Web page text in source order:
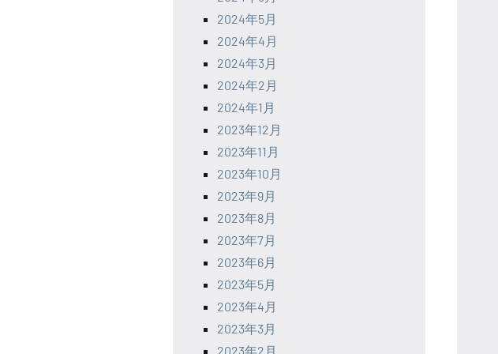
2024年5月
2024年4月
2024年3月
2024年2月
2024年1月
2023年12月
2023年11月
2023年10月
2023年9月
2023年8月
2023年7月
2023年6月
2023年5月
2023年4月
2023年3月
2023年2月